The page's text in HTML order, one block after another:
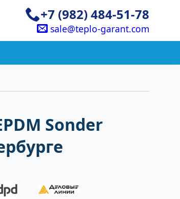
+7 (982) 484-51-78
sale@teplo-garant.com
Sonder